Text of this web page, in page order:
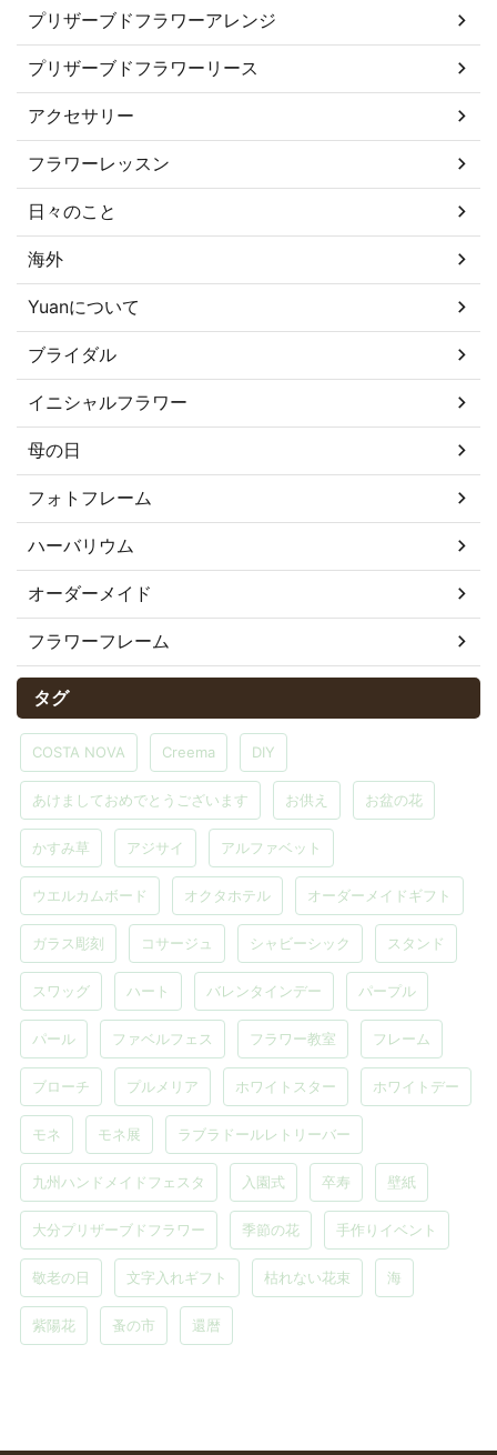
プリザーブドフラワーアレンジ
プリザーブドフラワーリース
アクセサリー
フラワーレッスン
日々のこと
海外
Yuanについて
ブライダル
イニシャルフラワー
母の日
フォトフレーム
ハーバリウム
オーダーメイド
フラワーフレーム
タグ
COSTA NOVA Creema DIY
あけましておめでとうございます お供え お盆の花
かすみ草 アジサイ アルファベット
ウエルカムボード オクタホテル オーダーメイドギフト
ガラス彫刻 コサージュ シャビーシック スタンド
スワッグ ハート バレンタインデー パープル
パール ファベルフェス フラワー教室 フレーム
ブローチ プルメリア ホワイトスター ホワイトデー
モネ モネ展 ラブラドールレトリーバー
九州ハンドメイドフェスタ 入園式 卒寿 壁紙
大分プリザーブドフラワー 季節の花 手作りイベント
敬老の日 文字入れギフト 枯れない花束 海
紫陽花 蚤の市 還暦